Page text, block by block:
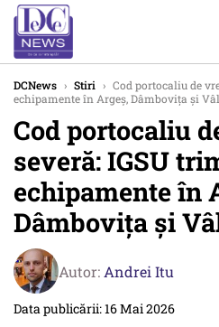
DCNews › Stiri › Cod portocaliu de
echipamente în Argeș, Dâmbovița și
Cod portocaliu
severă: IGSU
echipamente în
Dâmbovița și
Autor: Andrei Itu
Data publicării: 16 Mai 2026